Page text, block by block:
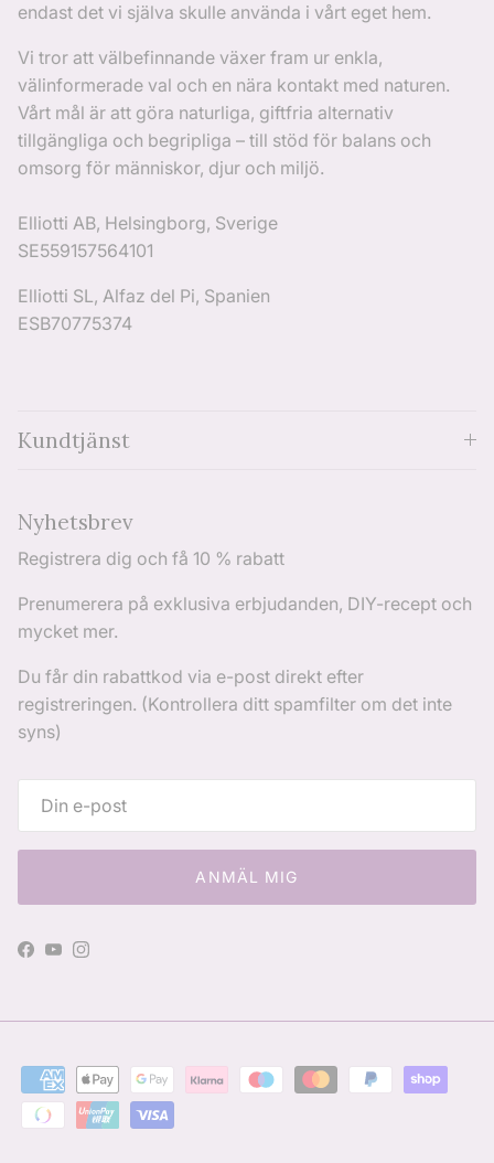
endast det vi själva skulle använda i vårt eget hem.
Vi tror att välbefinnande växer fram ur enkla,
välinformerade val och en nära kontakt med naturen.
Vårt mål är att göra naturliga, giftfria alternativ
tillgängliga och begripliga – till stöd för balans och
omsorg för människor, djur och miljö.
Elliotti AB, Helsingborg, Sverige
SE559157564101
Elliotti SL, Alfaz del Pi, Spanien
ESB70775374
Kundtjänst
Nyhetsbrev
Registrera dig och få 10 % rabatt
Prenumerera på exklusiva erbjudanden, DIY-recept och
mycket mer.
Du får din rabattkod via e-post direkt efter
registreringen. (Kontrollera ditt spamfilter om det inte
syns)
ANMÄL MIG
Facebook
YouTube
Instagram